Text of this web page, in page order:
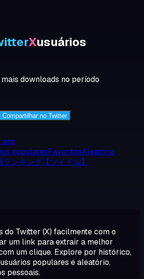
Xusuários
downloads no período
Compartilhar no Twitter
ano
popularesFavoritosAleatório
ンキング【ツイドル】
do Twitter (X) facilmente com o
um link para extrair a melhor
um clique. Explore por histórico,
populares e aleatório.
pessoais.